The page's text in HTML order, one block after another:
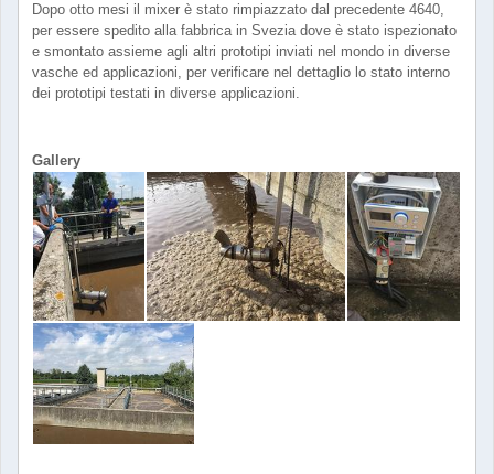
Dopo otto mesi il mixer è stato rimpiazzato dal precedente 4640,
per essere spedito alla fabbrica in Svezia dove è stato ispezionato
e smontato assieme agli altri prototipi inviati nel mondo in diverse
vasche ed applicazioni, per verificare nel dettaglio lo stato interno
dei prototipi testati in diverse applicazioni.
Gallery